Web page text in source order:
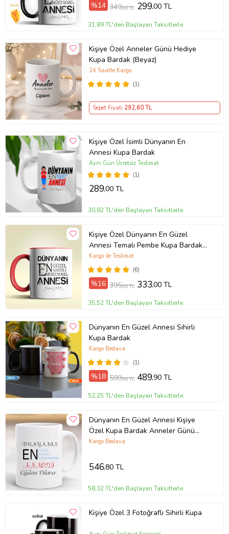
%14 349,00 TL 299,00 TL
31,89 TL'den Başlayan Taksitlerle
Kişiye Özel Anneler Günü Hediye
Kupa Bardak (Beyaz)
(1)
24 Saatte Kargo
Sepet Fiyatı 292,60 TL
Kişiye Özel İsimli Dünyanın En
Annesi Kupa Bardak
(1)
Aynı Gün Ücretsiz Teslimat
289,00 TL
30,82 TL'den Başlayan Taksitlerle
Kişiye Özel Dünyanın En Güzel
Annesi Temalı Pembe Kupa Bardak
(Kırmızı)
(6)
Kargo ile Teslimat
%16 395,00 TL 333,00 TL
35,52 TL'den Başlayan Taksitlerle
Dünyanın En Güzel Annesi Sihirli
Kupa Bardak
(1)
Kargo Bedava
%18 599,90 TL 489,90 TL
52,25 TL'den Başlayan Taksitlerle
Dünyanın En Güzel Annesi Kişiye
Özel Kupa Bardak Anneler Günü
Hediyesi-
Kargo Bedava
546,80 TL
58,32 TL'den Başlayan Taksitlerle
Kişiye Özel 3 Fotoğraflı Sihirli Kupa